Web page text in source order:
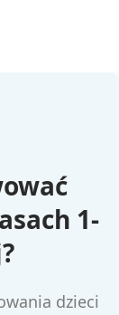
1-
dzieci